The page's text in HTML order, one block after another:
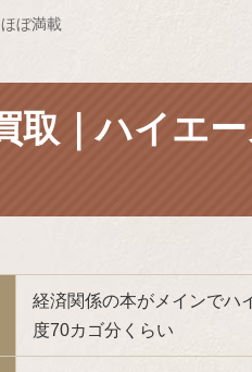
ぼ満載
取｜ハイエ
経済関係の本がメインでハ
度70カゴ分くらい